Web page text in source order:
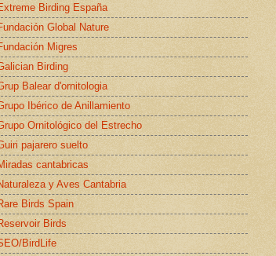
Birding España
Global Nature
Migres
Birding
Balear d'ornitologia
Ibérico de Anillamiento
Ornitológico del Estrecho
pajarero suelto
cantabricas
y Aves Cantabria
Birds Spain
Birds
BirdLife